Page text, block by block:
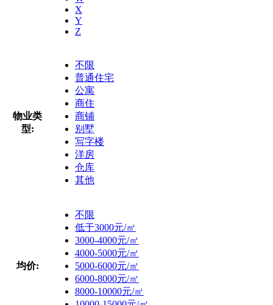
X
Y
Z
物业类
型:
不限
普通住宅
公寓
商住
商铺
别墅
写字楼
洋房
仓库
其他
均价:
不限
低于3000元/㎡
3000-4000元/㎡
4000-5000元/㎡
5000-6000元/㎡
6000-8000元/㎡
8000-10000元/㎡